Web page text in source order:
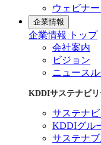
ウェビナ
企業情報
企業情報 トップ
会社案内
ビジョン
ニュース
KDDIサステナビリ
サステナ
KDDIグル
サステナ